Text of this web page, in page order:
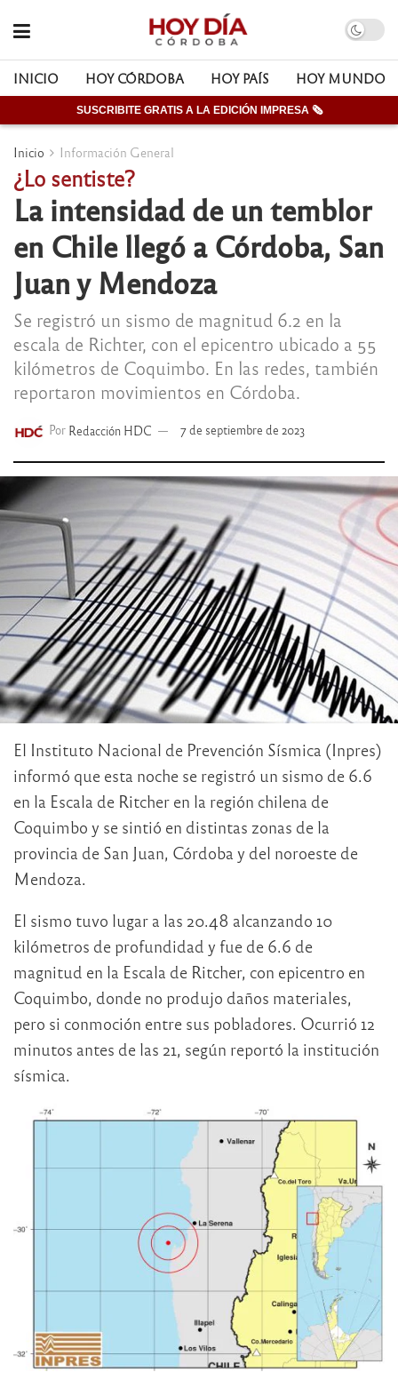
INICIO HOY CÓRDOBA HOY PAÍS HOY MUNDO
SUSCRIBITE GRATIS A LA EDICIÓN IMPRESA 🗞
Inicio Información General
¿Lo sentiste?
La intensidad de un temblor
en Chile llegó a Córdoba, San
Juan y Mendoza
Se registró un sismo de magnitud 6.2 en la
escala de Richter, con el epicentro ubicado a 55
kilómetros de Coquimbo. En las redes, también
reportaron movimientos en Córdoba.
Por Redacción HDC 7 de septiembre de 2023
El Instituto Nacional de Prevención Sísmica (Inpres)
informó que esta noche se registró un sismo de 6.6
en la Escala de Ritcher en la región chilena de
Coquimbo y se sintió en distintas zonas de la
provincia de San Juan, Córdoba y del noroeste de
Mendoza.
El sismo tuvo lugar a las 20.48 alcanzando 10
kilómetros de profundidad y fue de 6.6 de
magnitud en la Escala de Ritcher, con epicentro en
Coquimbo, donde no produjo daños materiales,
pero si conmoción entre sus pobladores. Ocurrió 12
minutos antes de las 21, según reportó la institución
sísmica.